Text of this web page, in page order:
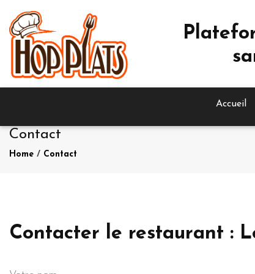
Accueil
Contact
Home / Contact
Contacter le restaurant :